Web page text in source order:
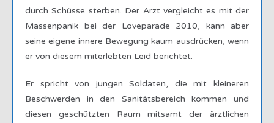
durch Schüsse sterben. Der Arzt vergleicht es mit der
Massenpanik bei der Loveparade 2010, kann aber
seine eigene innere Bewegung kaum ausdrücken, wenn
er von diesem miterlebten Leid berichtet.
Er spricht von jungen Soldaten, die mit kleineren
Beschwerden in den Sanitätsbereich kommen und
diesen geschützten Raum mitsamt der ärztlichen